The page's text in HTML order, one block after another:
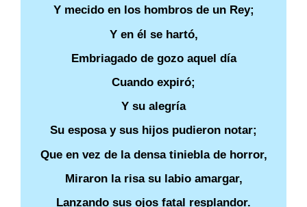
Y mecido en los hombros de un Rey;
Y en él se hartó,
Embriagado de gozo aquel día
Cuando expiró;
Y su alegría
Su esposa y sus hijos pudieron notar;
Que en vez de la densa tiniebla de horror,
Miraron la risa su labio amargar,
Lanzando sus ojos fatal resplandor.